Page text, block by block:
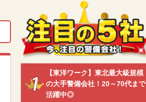
【東洋ワーク】東北最大級規模
の大手警備会社！20～70代まで
活躍中◎